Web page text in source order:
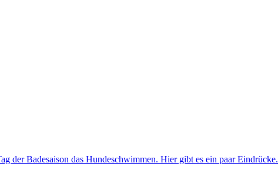
der Badesaison das Hundeschwimmen. Hier gibt es ein paar Eindrücke.